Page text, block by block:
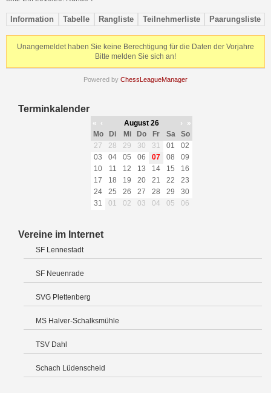
Information Tabelle Rangliste Teilnehmerliste Paarungsliste
Unangemeldet haben Sie keine Berechtigung für die Daten der Vorjahre
Bitte melden Sie sich an!
Powered by ChessLeagueManager
Terminkalender
« ‹ August 26 ›
»
Mo
Di Mi Do Fr Sa
So
27
28 29 30 31 01
02
03
04 05 06 07 08
09
10
11 12 13 14 15
16
17
18 19 20 21 22
23
24
25 26 27 28 29
30
31
01 02 03 04 05 06
Vereine im Internet
SF Lennestadt
SF Neuenrade
SVG Plettenberg
MS Halver-Schalksmühle
TSV Dahl
Schach Lüdenscheid